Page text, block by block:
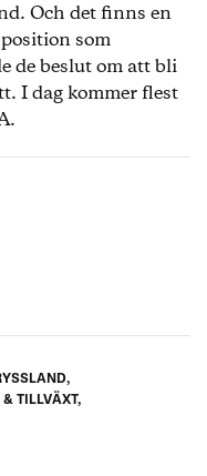
Och det finns en
som
de beslut om att bli
I dag kommer flest
,
& TILLVÄXT,